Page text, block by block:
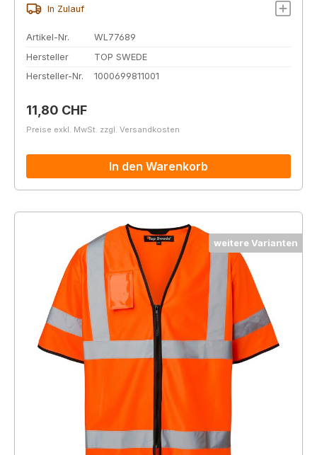
In Zulauf
Artikel-Nr.
WL77689
Hersteller
TOP SWEDE
Hersteller-Nr.
1000699811001
Regulärer Preis:
11,80 CHF
Preise exkl. MwSt. zzgl. Versandkosten
In den Warenkorb
weitere Varianten